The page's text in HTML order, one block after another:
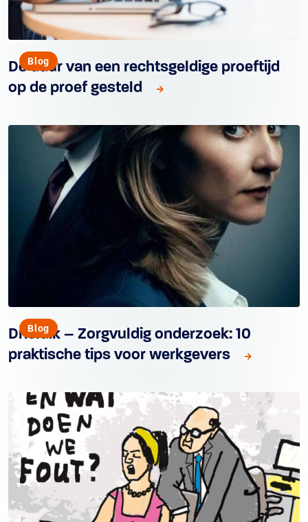
Blog
De duur van een rechtsgeldige proeftijd
op de proef gesteld
Blog
Drieluik – Zorgvuldig onderzoek: 10
praktische tips voor werkgevers